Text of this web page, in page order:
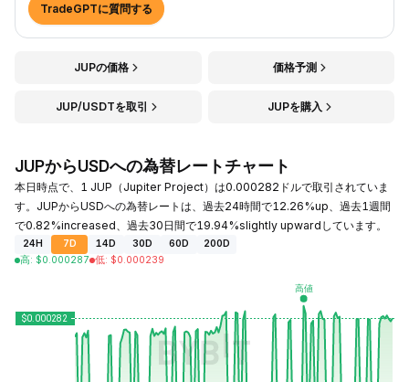
TradeGPTに質問する
JUPの価格 価格予測
JUP/USDTを取引 JUPを購入
JUPからUSDへの為替レートチャート
本日時点で、1 JUP（Jupiter Project）は0.000282ドルで取引されていま
す。JUPからUSDへの為替レートは、過去24時間で12.26%up、過去1週間
で0.82%increased、過去30日間で19.94%slightly upwardしています。
24H 7D 14D 30D 60D
200D
高: $0.000287 低: $0.000239